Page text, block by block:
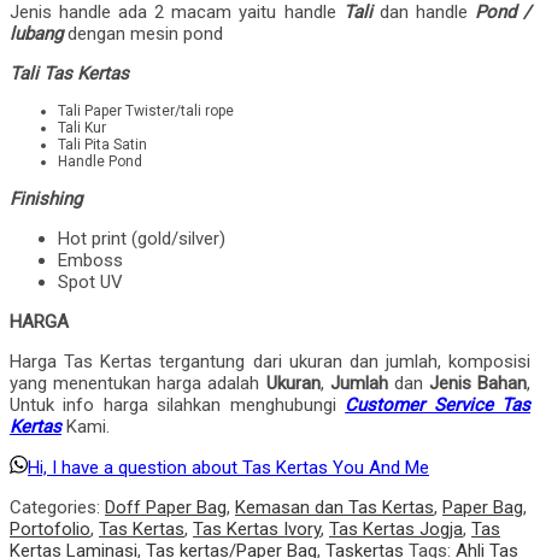
Jenis handle ada 2 macam yaitu handle Talidan handle Pond /
lubangdengan mesin pond
Tali Tas Kertas
Tali Paper Twister/tali rope
Tali Kur
Tali Pita Satin
Handle Pond
Finishing
Hot print (gold/silver)
Emboss
Spot UV
HARGA
Harga Tas Kertas tergantung dari ukuran dan jumlah, komposisi
yang menentukan harga adalah Ukuran, Jumlahdan Jenis Bahan,
Untuk info harga silahkan menghubungi Customer Service Tas
KertasKami.
Hi, I have a question about Tas Kertas You And Me
Categories: Doff Paper Bag, Kemasan dan Tas Kertas, Paper Bag,
Portofolio, Tas Kertas, Tas Kertas Ivory, Tas Kertas Jogja, Tas
Kertas Laminasi, Tas kertas/Paper Bag, Taskertas Tags: Ahli Tas